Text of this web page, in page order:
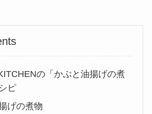
の「かぶと油揚げの煮
ピ
げの煮物